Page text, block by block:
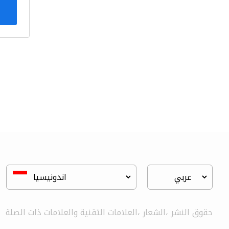
حقوق النشر ،الشعار ،العلامات التقنية والعلامات ذات الصلة